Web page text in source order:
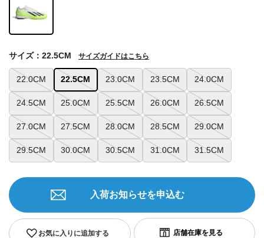
22.0CM 22.5CM 23.0CM 23.5CM 24.0CM
24.5CM 25.0CM 25.5CM 26.0CM 26.5CM
27.0CM 27.5CM 28.0CM 28.5CM 29.0CM
29.5CM 30.0CM 30.5CM 31.0CM 31.5CM
サイズ：22.5CM サイズガイドはこちら
お気に入りに追加する
入荷お知らせを申込む